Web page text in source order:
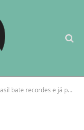
de 12% em 2026: o que está por trás desse avanço